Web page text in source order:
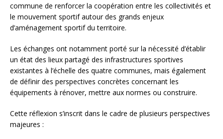
commune de renforcer la coopération entre les collectivités et
le mouvement sportif autour des grands enjeux
d’aménagement sportif du territoire.
Les échanges ont notamment porté sur la nécessité d’établir
un état des lieux partagé des infrastructures sportives
existantes à l’échelle des quatre communes, mais également
de définir des perspectives concrètes concernant les
équipements à rénover, mettre aux normes ou construire.
Cette réflexion s’inscrit dans le cadre de plusieurs perspectives
majeures :